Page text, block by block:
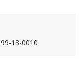
13-0010